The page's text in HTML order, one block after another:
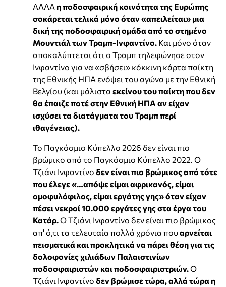
ΑΛΛΑ η ποδοσφαιρική κοινότητα της Ευρώπης
σοκάρεται τελικά μόνο όταν «απειλείται» μια
δική της ποδοσφαιρική ομάδα από το στημένο
Μουντιάλ των Τραμπ-Ινφαντίνο. Και μόνο όταν
αποκαλύπτεται ότι ο Τραμπ τηλεφώνησε στον
Ινφαντίνο για να «σβήσει» κόκκινη κάρτα παίκτη
της Εθνικής ΗΠΑ ενόψει του αγώνα με την Εθνική
Βελγίου (και μάλιστα εκείνου του παίκτη που δεν
θα έπαιζε ποτέ στην Εθνική ΗΠΑ αν είχαν
ισχύσει τα διατάγματα του Τραμπ περί
ιθαγένειας).
Το Παγκόσμιο Κύπελλο 2026 δεν είναι πιο
βρώμικο από το Παγκόσμιο Κύπελλο 2022. Ο
Τζιάνι Ινφαντίνο δεν είναι πιο βρώμικος από τότε
που έλεγε «…απόψε είμαι αφρικανός, είμαι
ομοφυλόφιλος, είμαι εργάτης γης» όταν είχαν
πέσει νεκροί 10.000 εργάτες γης στα έργα του
Κατάρ. Ο Τζιάνι Ινφαντίνο δεν είναι πιο βρώμικος
απ' ό,τι τα τελευταία πολλά χρόνια πουαρνείται
πεισματικά και προκλητικά να πάρει θέση για τις
δολοφονίες χιλιάδων Παλαιστινίων
ποδοσφαιριστών και ποδοσφαιριστριών. Ο
Τζιάνι Ινφαντίνο δεν βρώμισε τώρα, αλλά τώρα η